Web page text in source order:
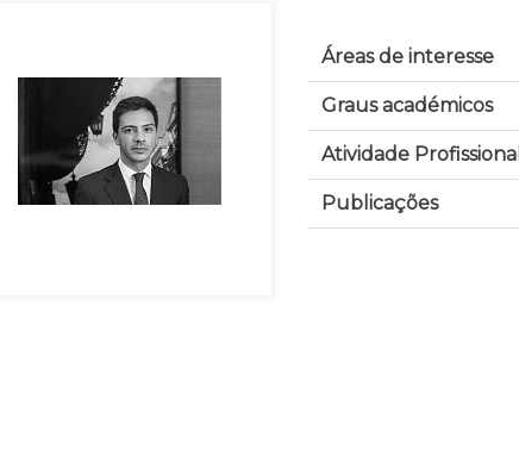
Áreas de interesse
Graus académicos
Atividade Profissional
Publicações